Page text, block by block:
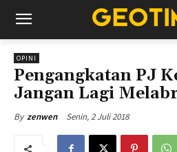
OPINI
Pengangkatan PJ
Jangan Lagi
By zenwen Senin, 2 Juli 2018